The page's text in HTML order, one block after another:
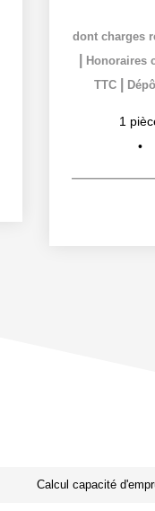
dont charges
Honoraires
TTC
1
Calcul capacité